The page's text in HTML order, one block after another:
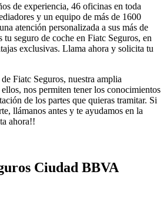
de experiencia, 46 oficinas en toda
y un equipo de más de 1600
atención personalizada a sus más de
tu seguro de coche en Fiatc Seguros, en
exclusivas. Llama ahora y solicita tu
Fiatc Seguros, nuestra amplia
nos permiten tener los conocimientos
de los partes que quieras tramitar. Si
llámanos antes y te ayudamos en la
ahora!!
Ciudad BBVA